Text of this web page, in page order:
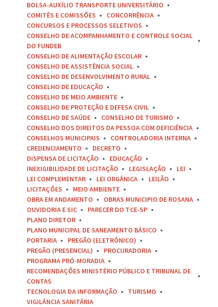
BOLSA-AUXÍLIO TRANSPORTE UNIVERSITÁRIO
COMITÊS E COMISSÕES
CONCORRÊNCIA
CONCURSOS E PROCESSOS SELETIVOS
CONSELHO DE ACOMPANHAMENTO E CONTROLE SOCIAL
DO FUNDEB
CONSELHO DE ALIMENTAÇÃO ESCOLAR
CONSELHO DE ASSISTÊNCIA SOCIAL
CONSELHO DE DESENVOLVIMENTO RURAL
CONSELHO DE EDUCAÇÃO
CONSELHO DE MEIO AMBIENTE
CONSELHO DE PROTEÇÃO E DEFESA CIVIL
CONSELHO DE SAÚDE
CONSELHO DE TURISMO
CONSELHO DOS DIREITOS DA PESSOA COM DEFICIÊNCIA
CONSELHOS MUNICIPAIS
CONTROLADORIA INTERNA
CREDENCIAMENTO
DECRETO
DISPENSA DE LICITAÇÃO
EDUCAÇÃO
INEXIGIBILIDADE DE LICITAÇÃO
LEGISLAÇÃO
LEI
LEI COMPLEMENTAR
LEI ORGÂNICA
LEILÃO
LICITAÇÕES
MEIO AMBIENTE
OBRA EM ANDAMENTO
OBRAS MUNICIPIO DE ROSANA
OUVIDORIA E SIC
PARECER DO TCE-SP
PLANO DIRETOR
PLANO MUNICIPAL DE SANEAMENTO BÁSICO
PORTARIA
PREGÃO (ELETRÔNICO)
PREGÃO (PRESENCIAL)
PROCURADORIA
PROGRAMA PRÓ-MORADIA
RECOMENDAÇÕES MINISTÉRIO PÚBLICO E TRIBUNAL DE
CONTAS
TECNOLOGIA DA INFORMAÇÃO
TURISMO
VIGILÂNCIA SANITÁRIA